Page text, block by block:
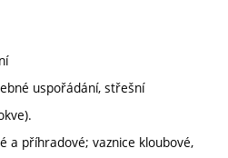
uspořádání, střešní
a příhradové; vaznice kloubové,